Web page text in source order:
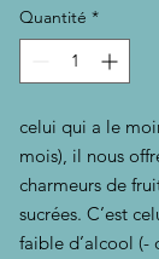
Quantité *
celui qui a le
mois), il nous
charmeurs de
sucrées. C’est
faible d’alcool (-